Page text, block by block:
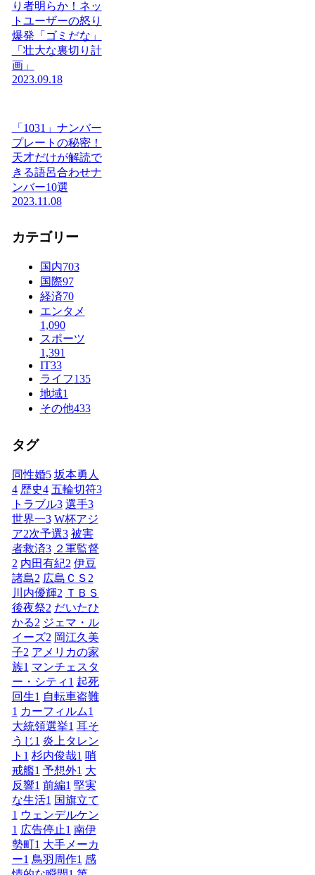
り者明らか！ネッ
トユーザーの怒り
爆発「ゴミだな」
「壮大な裏切り計
画」
2023.09.18
「1031」ナンバー
プレートの秘密！
天才だけが解読で
きる語呂合わせナ
ンバー10選
2023.11.08
カテゴリー
国内703
国際97
経済70
エンタメ
1,090
スポーツ
1,391
IT33
ライフ135
地域1
その他433
タグ
同性婚5 坂本勇人
4 歴史4 五輪切符3
トラブル3 選手3
世界一3 W杯アジ
ア2次予選3 被害
者救済3 ２軍監督
2 内田有紀2 伊豆
諸島2 広島ＣＳ 2
川内優輝2 ＴＢＳ
後夜祭2 だいたひ
かる2 ジェマ・ル
イーズ2 岡江久美
子2 アメリカの家
族1 マンチェスタ
ー・シティ 1 起死
回生1 自転車盗難
1 カーフィルム1
大統領選挙1 耳そ
うじ1 炎上タレン
ト 1 杉内俊哉1 哨
戒艦1 予想外1 大
反響1 前編1 堅実
な生活1 国旗立て
1 ウェンデルケン
1 広告停止1 南伊
勢町1 大手メーカ
ー1 鳥羽周作1 感